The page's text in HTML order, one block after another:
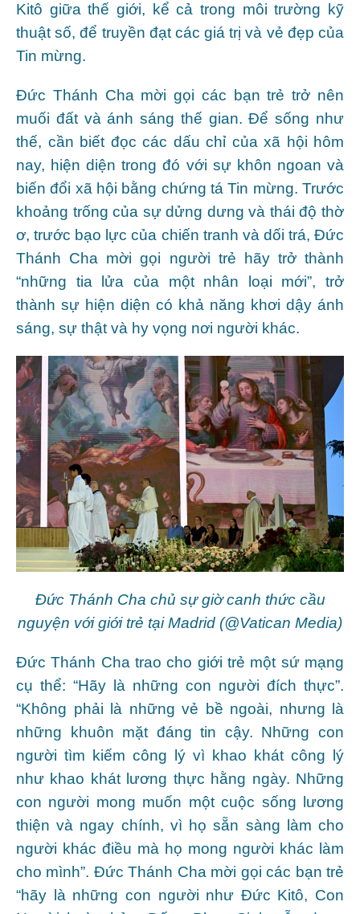
Kitô giữa thế giới, kể cả trong môi trường kỹ
thuật số, để truyền đạt các giá trị và vẻ đẹp của
Tin mừng.
Đức Thánh Cha mời gọi các bạn trẻ trở nên
muối đất và ánh sáng thế gian. Để sống như
thế, cần biết đọc các dấu chỉ của xã hội hôm
nay, hiện diện trong đó với sự khôn ngoan và
biến đổi xã hội bằng chứng tá Tin mừng. Trước
khoảng trống của sự dửng dưng và thái độ thờ
ơ, trước bạo lực của chiến tranh và dối trá, Đức
Thánh Cha mời gọi người trẻ hãy trở thành
“những tia lửa của một nhân loại mới”, trở
thành sự hiện diện có khả năng khơi dậy ánh
sáng, sự thật và hy vọng nơi người khác.
Đức Thánh Cha chủ sự giờ canh thức cầu
nguyện với giới trẻ tại Madrid (@Vatican Media)
Đức Thánh Cha trao cho giới trẻ một sứ mạng
cụ thể: “Hãy là những con người đích thực”.
“Không phải là những vẻ bề ngoài, nhưng là
những khuôn mặt đáng tin cậy. Những con
người tìm kiếm công lý vì khao khát công lý
như khao khát lương thực hằng ngày. Những
con người mong muốn một cuộc sống lương
thiện và ngay chính, vì họ sẵn sàng làm cho
người khác điều mà họ mong người khác làm
cho mình”. Đức Thánh Cha mời gọi các bạn trẻ
“hãy là những con người như Đức Kitô, Con